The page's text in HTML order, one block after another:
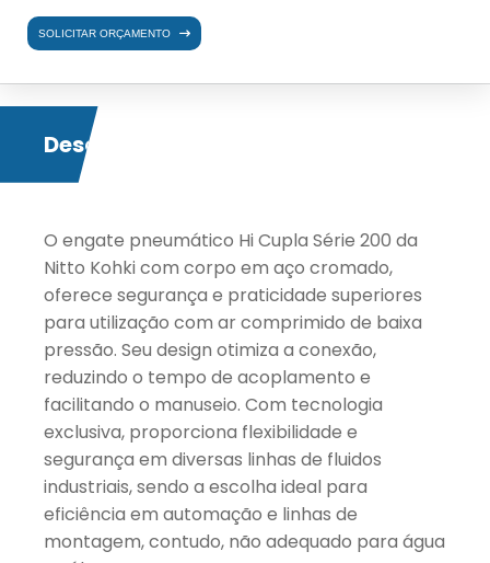
SOLICITAR ORÇAMENTO
Descrição
O engate pneumático Hi Cupla Série 200 da
Nitto Kohki com corpo em aço cromado,
oferece segurança e praticidade superiores
para utilização com ar comprimido de baixa
pressão. Seu design otimiza a conexão,
reduzindo o tempo de acoplamento e
facilitando o manuseio. Com tecnologia
exclusiva, proporciona flexibilidade e
segurança em diversas linhas de fluidos
industriais, sendo a escolha ideal para
eficiência em automação e linhas de
montagem, contudo, não adequado para água